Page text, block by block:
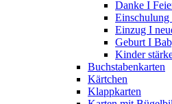
Danke I
Einschulung
Einzug I
Geburt I
Kinder
Buchstabenkarten
Kärtchen
Klappkarten